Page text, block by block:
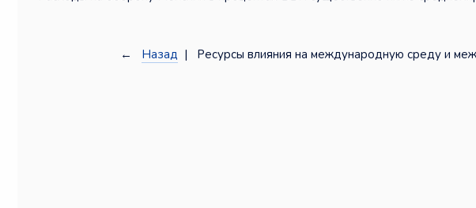
← Назад | Ресурсы влияния на международную среду и